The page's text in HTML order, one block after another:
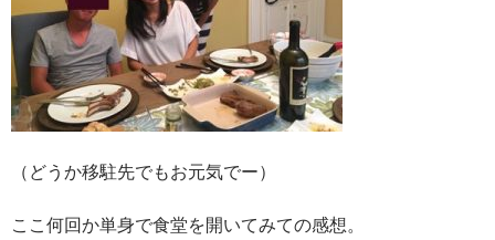
（どうか移駐先でもお元気でー）
ここ何回か単身で食堂を開いてみての感想。